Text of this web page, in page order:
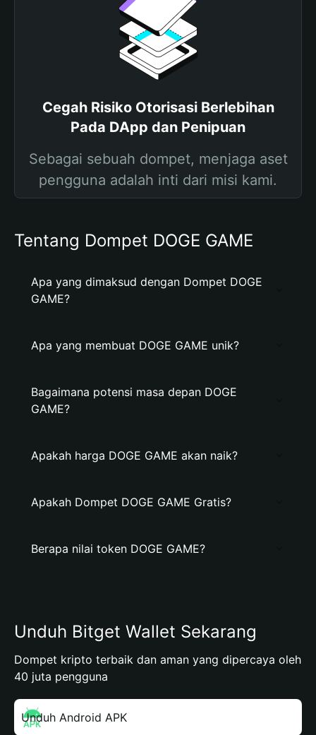
Cegah Risiko Otorisasi Berlebihan
Pada DApp dan Penipuan
Sebagai sebuah dompet, menjaga aset
pengguna adalah inti dari misi kami.
Tentang Dompet DOGE GAME
Apa yang dimaksud dengan Dompet DOGE
GAME?
Apa yang membuat DOGE GAME unik?
Bagaimana potensi masa depan DOGE
GAME?
Apakah harga DOGE GAME akan naik?
Apakah Dompet DOGE GAME Gratis?
Berapa nilai token DOGE GAME?
Unduh Bitget Wallet Sekarang
Dompet kripto terbaik dan aman yang dipercaya oleh
40 juta pengguna
Unduh Android APK